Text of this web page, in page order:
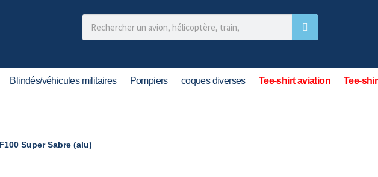
Blindés/véhicules militaires Pompiers coques diverses Tee-shirt aviation Tee-
F100 Super Sabre (alu)